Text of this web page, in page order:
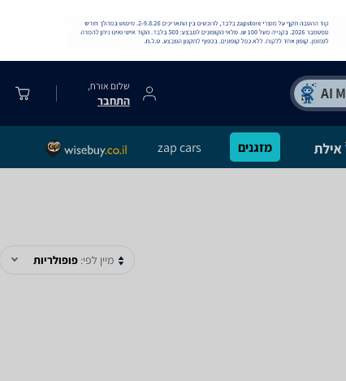
שלום אורח,
התחבר
מזגנים zap cars
מיין לפי: פופולריות